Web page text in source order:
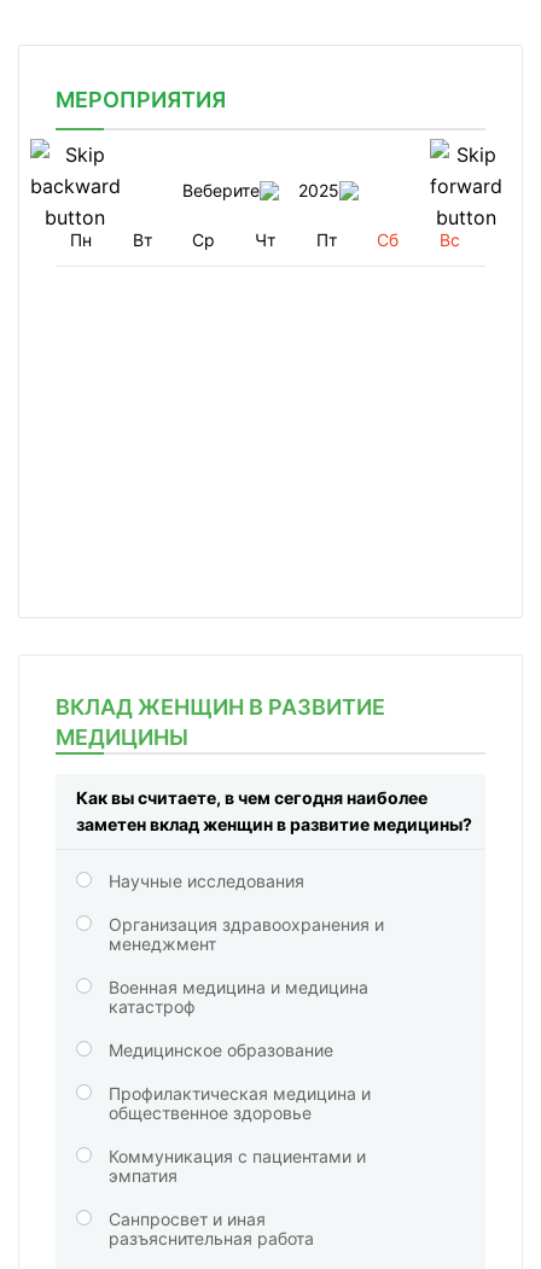
МЕРОПРИЯТИЯ
Веберите 2025
Пн Вт Ср Чт Пт Сб Вс
ВКЛАД ЖЕНЩИН В РАЗВИТИЕ
МЕДИЦИНЫ
Как вы считаете, в чем сегодня наиболее
заметен вклад женщин в развитие медицины?
Научные исследования
Организация здравоохранения и
менеджмент
Военная медицина и медицина
катастроф
Медицинское образование
Профилактическая медицина и
общественное здоровье
Коммуникация с пациентами и
эмпатия
Санпросвет и иная
разъяснительная работа